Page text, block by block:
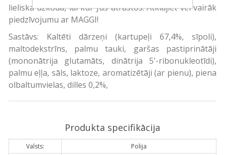
lieliska uzkoda, lai kur Jūs atrastos. Atklājiet vēl vairāk
piedzīvojumu ar MAGGI!
Sastāvs: Kaltēti dārzeņi (kartupeļi 67,4%, sīpoli),
maltodekstrīns, palmu tauki, garšas pastiprinātāji
(mononātrija glutamāts, dinātrija 5'-ribonukleotīdi),
palmu eļļa, sāls, laktoze, aromatizētāji (ar pienu), piena
olbaltumvielas, dilles 0,2%,
Produkta specifikācija
Valsts:
Polija